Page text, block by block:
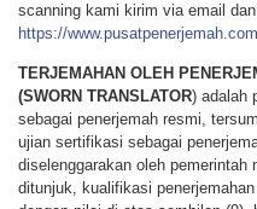
scanning kami kirim via email
https://
TERJEMAHAN OLEH
(SWORN TRANSLATOR) adalah
sebagai penerjemah resmi,
ujian sertifikasi sebagai
diselenggarakan oleh pemerintah
ditunjuk, kualifikasi